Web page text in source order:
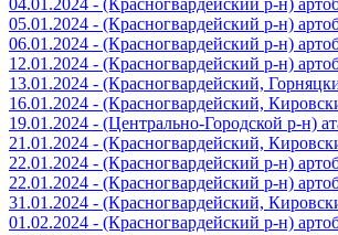
05.01.2024 - (Красногвардейский р-н)
06.01.2024 - (Красногвардейский р-н)
12.01.2024 - (Красногвардейский р-н)
13.01.2024 - (Красногвардейский,
16.01.2024 - (Красногвардейский,
19.01.2024 - (Центрально-Городской р-н)
21.01.2024 - (Красногвардейский,
22.01.2024 - (Красногвардейский р-н)
22.01.2024 - (Красногвардейский р-н)
31.01.2024 - (Красногвардейский,
01.02.2024 - (Красногвардейский р-н)